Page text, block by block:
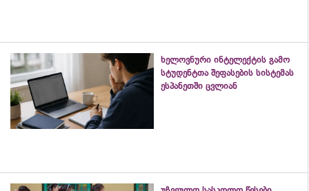
ხელოვნური ინტელექტის გამო
სტუდენტთა შეფასების სისტემას
ესპანეთში ცვლიან